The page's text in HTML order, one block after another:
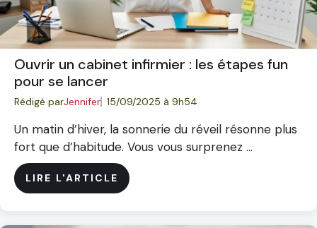
Ouvrir un cabinet infirmier : les étapes fun
pour se lancer
Rédigé parJennifer 15/09/2025 à 9h54
Un matin d’hiver, la sonnerie du réveil résonne plus
fort que d’habitude. Vous vous surprenez ...
LIRE L'ARTICLE